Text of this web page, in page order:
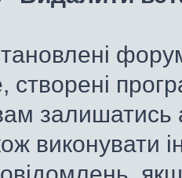
залишатись
виконувати